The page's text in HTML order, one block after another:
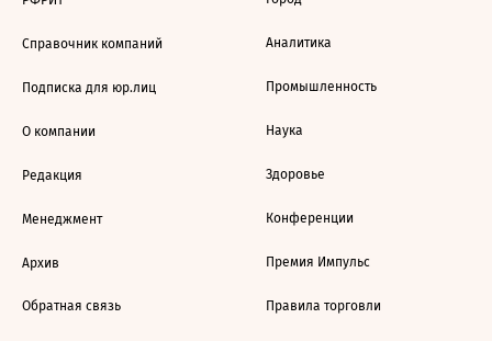
Справочник компаний
Подписка для юр.лиц
О компании
Редакция
Менеджмент
Архив
Обратная связь
Аналитика
Промышленность
Наука
Здоровье
Конференции
Премия Импульс
Правила торговли